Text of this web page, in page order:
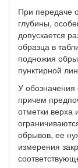
При передаче
глубины,
допускается
образца в
подножия
пунктирной
У обозначения
причем
отметки верха
обрывов, ее
измерения